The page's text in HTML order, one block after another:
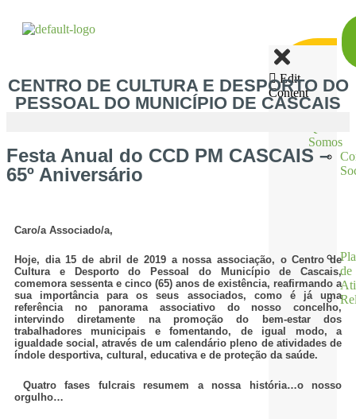
Edit
Content
Somos
de
CENTRO DE CULTURA E DESPORTO DO
PESSOAL DO MUNICÍPIO DE CASCAIS
Festa Anual do CCD PM CASCAIS –
65º Aniversário
Caro/a Associado/a,
Hoje, dia 15 de abril de 2019 a nossa associação, o Centro de
Cultura e Desporto do Pessoal do Município de Cascais,
comemora sessenta e cinco (65) anos de existência, reafirmando a
sua importância para os seus associados, como é já uma
referência no panorama associativo do nosso concelho,
intervindo diretamente na promoção do bem-estar dos
trabalhadores municipais e fomentando, de igual modo, a
igualdade social, através de um calendário pleno de atividades de
índole desportiva, cultural, educativa e de proteção da saúde.
Quatro fases fulcrais resumem a nossa história…o nosso
orgulho…